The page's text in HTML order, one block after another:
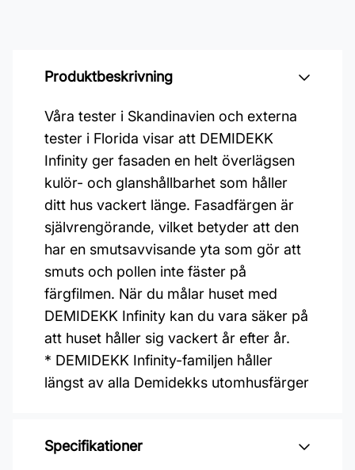
Produktbeskrivning
Våra tester i Skandinavien och externa
tester i Florida visar att DEMIDEKK
Infinity ger fasaden en helt överlägsen
kulör- och glanshållbarhet som håller
ditt hus vackert länge. Fasadfärgen är
självrengörande, vilket betyder att den
har en smutsavvisande yta som gör att
smuts och pollen inte fäster på
färgfilmen. När du målar huset med
DEMIDEKK Infinity kan du vara säker på
att huset håller sig vackert år efter år.
* DEMIDEKK Infinity-familjen håller
längst av alla Demidekks utomhusfärger
Specifikationer